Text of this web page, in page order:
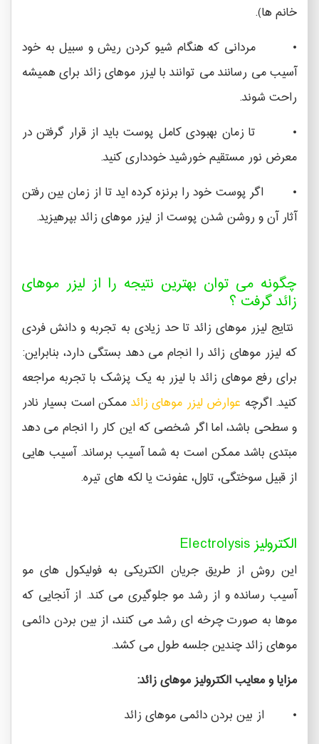
خانم ها).
• مردانی که هنگام شیو کردن ریش و سبیل به خود
آسیب می رسانند می توانند با لیزر موهای زائد برای همیشه
راحت شوند.
• تا زمان بهبودی کامل پوست باید از قرار گرفتن در
معرض نور مستقیم خورشید خودداری کنید.
• اگر پوست خود را برنزه کرده اید تا از زمان بین رفتن
آثار آن و روشن شدن پوست از لیزر موهای زائد بپرهیزید.
چگونه می توان بهترین نتیجه را از لیزر موهای
زائد گرفت ؟
نتایج لیزر موهای زائد تا حد زیادی به تجربه و دانش فردی
که لیزر موهای زائد را انجام می دهد بستگی دارد، بنابراین:
برای رفع موهای زائد با لیزر به یک پزشک با تجربه مراجعه
کنید. اگرچه عوارض لیزر موهای زائد ممکن است بسیار نادر
و سطحی باشد، اما اگر شخصی که این کار را انجام می دهد
مبتدی باشد ممکن است به شما آسیب برساند. آسیب هایی
از قبیل سوختگی، تاول، عفونت یا لکه های تیره.
الکترولیز Electrolysis
این روش از طریق جریان الکتریکی به فولیکول های مو
آسیب رسانده و از رشد مو جلوگیری می کند. از آنجایی که
موها به صورت چرخه ای رشد می کنند، از بین بردن دائمی
موهای زائد چندین جلسه طول می کشد.
مزایا و معایب الکترولیز موهای زائد:
• از بین بردن دائمی موهای زائد